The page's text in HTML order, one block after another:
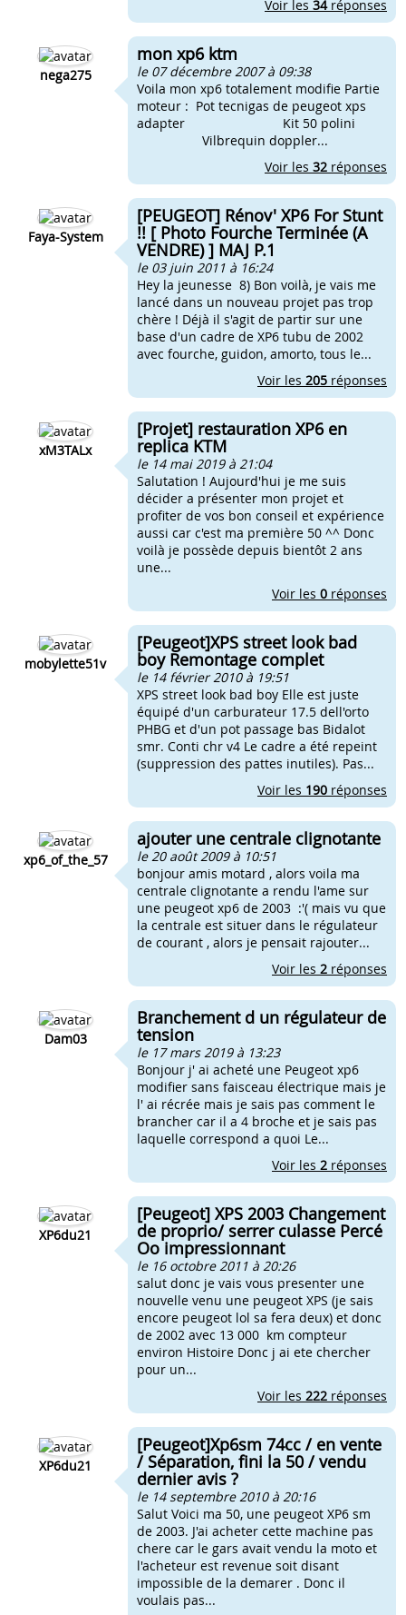
Voir les 34réponses
nega275
mon xp6 ktm
le 07 décembre 2007 à 09:38
Voila mon xp6 totalement modifie Partie
moteur : Pot tecnigas de peugeot xps
adapter Kit 50 polini
Vilbrequin doppler...
Voir les 32 réponses
Faya-System
[PEUGEOT] Rénov' XP6 For Stunt
!! [ Photo Fourche Terminée (A
VENDRE) ] MAJ P.1
le 03 juin 2011 à 16:24
Hey la jeunesse 8) Bon voilà, je vais me
lancé dans un nouveau projet pas trop
chère ! Déjà il s'agit de partir sur une
base d'un cadre de XP6 tubu de 2002
avec fourche, guidon, amorto, tous le...
Voir les 205 réponses
xM3TALx
[Projet] restauration XP6 en
replica KTM
le 14 mai 2019 à 21:04
Salutation ! Aujourd'hui je me suis
décider a présenter mon projet et
profiter de vos bon conseil et expérience
aussi car c'est ma première 50 ^^ Donc
voilà je possède depuis bientôt 2 ans
une...
Voir les 0 réponses
mobylette51v
[Peugeot]XPS street look bad
boy Remontage complet
le 14 février 2010 à 19:51
XPS street look bad boy Elle est juste
équipé d'un carburateur 17.5 dell'orto
PHBG et d'un pot passage bas Bidalot
smr. Conti chr v4 Le cadre a été repeint
(suppression des pattes inutiles). Pas...
Voir les 190 réponses
xp6_of_the_57
ajouter une centrale clignotante
le 20 août 2009 à 10:51
bonjour amis motard , alors voila ma
centrale clignotante a rendu l'ame sur
une peugeot xp6 de 2003 :'( mais vu que
la centrale est situer dans le régulateur
de courant , alors je pensait rajouter...
Voir les 2 réponses
Dam03
Branchement d un régulateur de
tension
le 17 mars 2019 à 13:23
Bonjour j' ai acheté une Peugeot xp6
modifier sans faisceau électrique mais je
l' ai récrée mais je sais pas comment le
brancher car il a 4 broche et je sais pas
laquelle correspond a quoi Le...
Voir les 2 réponses
XP6du21
[Peugeot] XPS 2003 Changement
de proprio/ serrer culasse Percé
Oo impressionnant
le 16 octobre 2011 à 20:26
salut donc je vais vous presenter une
nouvelle venu une peugeot XPS (je sais
encore peugeot lol sa fera deux) et donc
de 2002 avec 13 000 km compteur
environ Histoire Donc j ai ete chercher
pour un...
Voir les 222 réponses
XP6du21
[Peugeot]Xp6sm 74cc / en vente
/ Séparation, fini la 50 / vendu
dernier avis ?
le 14 septembre 2010 à 20:16
Salut Voici ma 50, une peugeot XP6 sm
de 2003. J'ai acheter cette machine pas
chere car le gars avait vendu la moto et
l'acheteur est revenue soit disant
impossible de la demarer . Donc il
voulais pas...